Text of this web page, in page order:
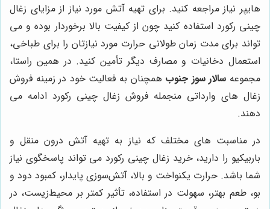
هایپر نیاز مراجعه کنید. برای تهیه آتش مورد نیاز از مزایای زغال
چینی رکورد استفاده کنید چون از کیفیت بالا برخوردار بوده و می
تواند برای مدت زمان طولانی حرارت مورد نیازتان را برای طباخی،
استعمال دخانیات و مصارف دیگر تأمین کنید. در همین راستا،
مجموعه سالار سوز جنوب همچنان به فعالیت خود در زمینه فروش
زغال های وارداتی منجمله فروش زغال چینی رکورد ادامه می
دهند.
در مناسبت های مختلف که نیاز به تهیه آتش درون منقل و
باربیکیو را دارید، خرید زغال چینی رکورد می تواند پاسخگوی نیاز
شما باشد. حرارت یکنواخت و بالا، آتش‌سوزی پایدار، کمبود دود و
بو، طعم بهتر، سهولت در استفاده، تأثیر کمتر بر محیط‌زیست، در